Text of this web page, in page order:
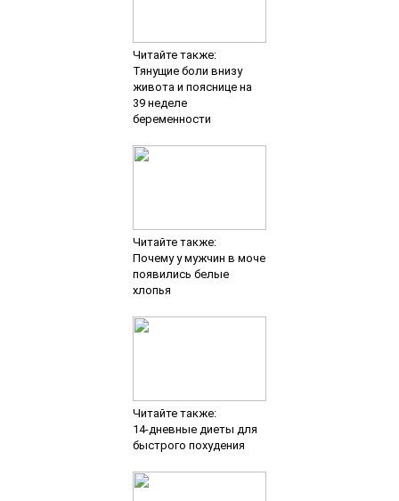
Читайте также:
Тянущие боли внизу
живота и пояснице на
39 неделе
беременности
Читайте также:
Почему у мужчин в моче
появились белые
хлопья
Читайте также:
14-дневные диеты для
быстрого похудения